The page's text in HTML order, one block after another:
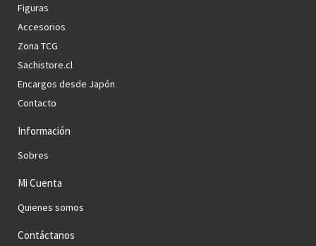
Figuras
Accesorios
Zona TCG
Sachistore.cl
Encargos desde Japón
Contacto
Información
Sobres
Mi Cuenta
Quienes somos
Contáctanos